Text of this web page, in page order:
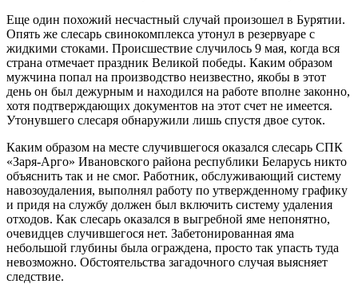
Еще один похожий несчастный случай произошел в Бурятии.
Опять же слесарь свинокомплекса утонул в резервуаре с
жидкими стоками. Происшествие случилось 9 мая, когда вся
страна отмечает праздник Великой победы. Каким образом
мужчина попал на производство неизвестно, якобы в этот
день он был дежурным и находился на работе вполне законно,
хотя подтверждающих документов на этот счет не имеется.
Утонувшего слесаря обнаружили лишь спустя двое суток.
Каким образом на месте случившегося оказался слесарь СПК
«Заря-Арго» Ивановского района республики Беларусь никто
объяснить так и не смог. Работник, обслуживающий систему
навозоудаления, выполнял работу по утвержденному графику
и придя на службу должен был включить систему удаления
отходов. Как слесарь оказался в выгребной яме непонятно,
очевидцев случившегося нет. Забетонированная яма
небольшой глубины была ограждена, просто так упасть туда
невозможно. Обстоятельства загадочного случая выясняет
следствие.